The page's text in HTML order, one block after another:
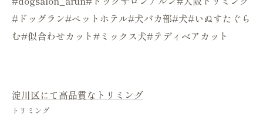
#ドッグラン#ペットホテル#犬バカ部#犬#いぬすたぐら
む#似合わせカット#ミックス犬#テディベアカット
淀川区にて高品質なトリミング
トリミング